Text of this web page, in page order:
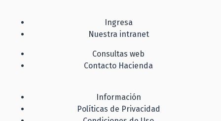
Ingresa
Nuestra intranet
Consultas web
Contacto Hacienda
Información
Políticas de Privacidad